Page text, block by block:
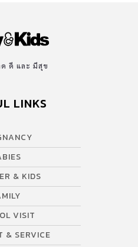
ดี และ มีสุข
LINKS
& KIDS
VISIT
& SERVICE